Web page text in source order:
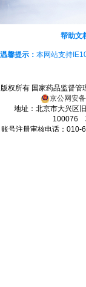
帮助文
温馨提示： 本网站支持
版权所有 国家药品监督
京公网安
地址：北京市大兴区
100076
账号注册审核电话：